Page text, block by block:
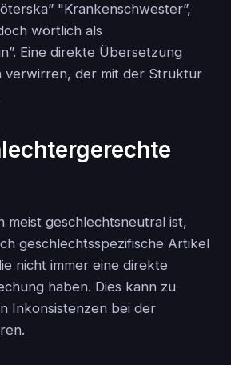
"Krankenschwester”,
wörtlich als
Eine direkte Übersetzung
verwirren, der mit der Struktur
meist geschlechtsneutral ist,
geschlechtsspezifische Artikel
nicht immer eine direkte
haben. Dies kann zu
Inkonsistenzen bei der